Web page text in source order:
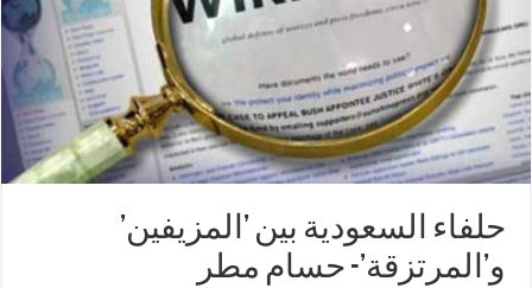
حلفاء السعودية بين ’المزيفين’
و’المرتزقة’- حسام مطر